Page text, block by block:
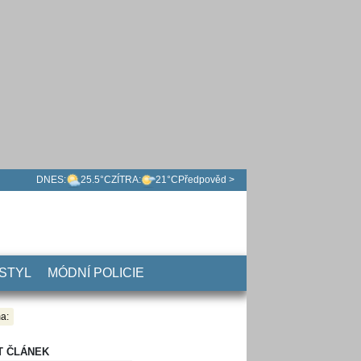
DNES: 25.5°CZÍTRA: 21°C Předpověd >
MÓDNÍ POLICIE
ČLÁNEK